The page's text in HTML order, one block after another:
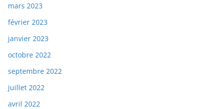
mars 2023
février 2023
janvier 2023
octobre 2022
septembre 2022
juillet 2022
avril 2022